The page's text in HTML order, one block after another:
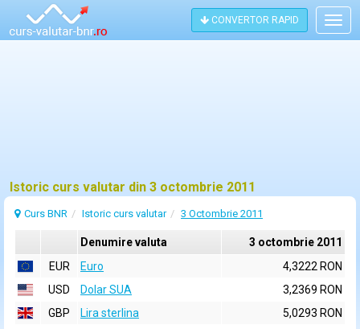
CONVERTOR RAPID
Istoric curs valutar din 3 octombrie 2011
Curs BNR Istoric curs valutar 3 Octombrie 2011
Denumire valuta
3 octombrie 2011
EUR
Euro
4,3222 RON
USD
Dolar SUA
3,2369 RON
GBP
Lira sterlina
5,0293 RON